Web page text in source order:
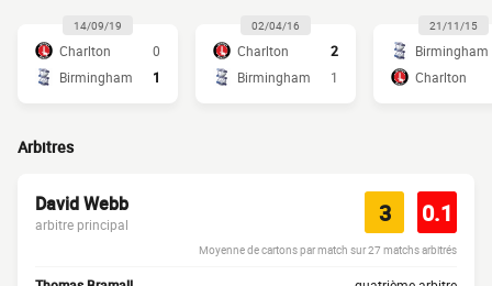
14/09/19
Charlton
0
Birmingham
1
02/04/16
Charlton
2
Birmingham
1
21/11/15
Birmingham
Charlton
Arbitres
David Webb
arbitre principal 3 0.1
Moyenne de cartons par match sur 27 matchs arbitrés